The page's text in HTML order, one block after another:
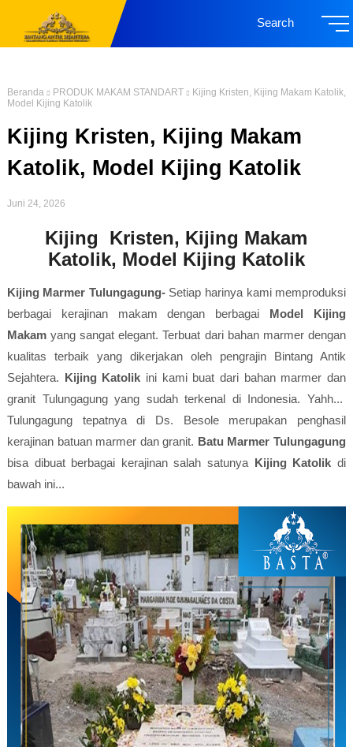
Search
Beranda PRODUK MAKAM STANDART
Kijing Kristen, Kijing Makam Katolik,
Model Kijing Katolik
Kijing Kristen, Kijing Makam
Katolik, Model Kijing Katolik
Juni 24, 2026
Kijing Kristen, Kijing Makam
Katolik, Model Kijing Katolik
Kijing Marmer Tulungagung-Setiap harinya kami memproduksi
berbagai kerajinan makam dengan berbagai Model Kijing
Makamyang sangat elegant. Terbuat dari bahan marmer dengan
kualitas terbaik yang dikerjakan oleh pengrajin Bintang Antik
Sejahtera. Kijing Katolik ini kami buat dari bahan marmer dan
granit Tulungagung yang sudah terkenal di Indonesia. Yahh...
Tulungagung tepatnya di Ds. Besole merupakan penghasil
kerajinan batuan marmer dan granit. Batu Marmer Tulungagung
bisa dibuat berbagai kerajinan salah satunya Kijing Katolik di
bawah ini...